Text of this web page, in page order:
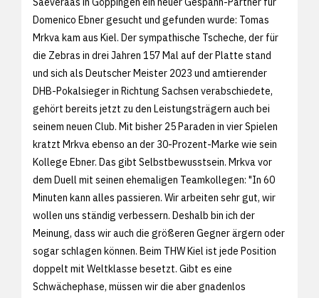
Domenico Ebner gesucht und gefunden wurde: Tomas
Mrkva kam aus Kiel. Der sympathische Tscheche, der für
die Zebras in drei Jahren 157 Mal auf der Platte stand
und sich als Deutscher Meister 2023 und amtierender
DHB-Pokalsieger in Richtung Sachsen verabschiedete,
gehört bereits jetzt zu den Leistungsträgern auch bei
seinem neuen Club. Mit bisher 25 Paraden in vier Spielen
kratzt Mrkva ebenso an der 30-Prozent-Marke wie sein
Kollege Ebner. Das gibt Selbstbewusstsein. Mrkva vor
dem Duell mit seinen ehemaligen Teamkollegen: "In 60
Minuten kann alles passieren. Wir arbeiten sehr gut, wir
wollen uns ständig verbessern. Deshalb bin ich der
Meinung, dass wir auch die größeren Gegner ärgern oder
sogar schlagen können. Beim THW Kiel ist jede Position
doppelt mit Weltklasse besetzt. Gibt es eine
Schwächephase, müssen wir die aber gnadenlos